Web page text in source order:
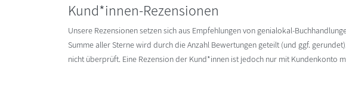
Kund*innen-Rezensionen
Unsere Rezensionen setzen sich aus Empfehlungen von genialokal-
Summe aller Sterne wird durch die Anzahl Bewertungen geteilt (und ggf.
nicht überprüft. Eine Rezension der Kund*innen ist jedoch nur mit Kundenkonto